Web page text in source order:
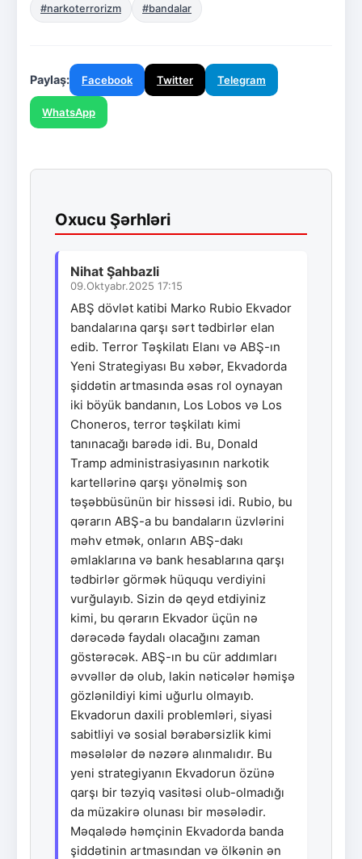
#narkoterrorizm #bandalar
Paylaş: Facebook Twitter Telegram
WhatsApp
Oxucu Şərhləri
Nihat Şahbazli
09.Oktyabr.2025 17:15
ABŞ dövlət katibi Marko Rubio Ekvador
bandalarına qarşı sərt tədbirlər elan
edib. Terror Təşkilatı Elanı və ABŞ-ın
Yeni Strategiyası Bu xəbər, Ekvadorda
şiddətin artmasında əsas rol oynayan
iki böyük bandanın, Los Lobos və Los
Choneros, terror təşkilatı kimi
tanınacağı barədə idi. Bu, Donald
Tramp administrasiyasının narkotik
kartellərinə qarşı yönəlmiş son
təşəbbüsünün bir hissəsi idi. Rubio, bu
qərarın ABŞ-a bu bandaların üzvlərini
məhv etmək, onların ABŞ-dakı
əmlaklarına və bank hesablarına qarşı
tədbirlər görmək hüququ verdiyini
vurğulayıb. Sizin də qeyd etdiyiniz
kimi, bu qərarın Ekvador üçün nə
dərəcədə faydalı olacağını zaman
göstərəcək. ABŞ-ın bu cür addımları
əvvəllər də olub, lakin nəticələr həmişə
gözlənildiyi kimi uğurlu olmayıb.
Ekvadorun daxili problemləri, siyasi
sabitliyi və sosial bərabərsizlik kimi
məsələlər də nəzərə alınmalıdır. Bu
yeni strategiyanın Ekvadorun özünə
qarşı bir təzyiq vasitəsi olub-olmadığı
da müzakirə olunası bir məsələdir.
Məqalədə həmçinin Ekvadorda banda
şiddətinin artmasından və ölkənin ən